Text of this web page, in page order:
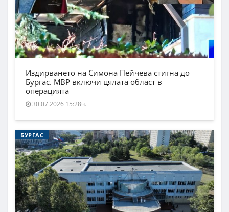
Издирването на Симона Пейчева стигна до
Бургас. МВР включи цялата област в
операцията
30.07.2026 15:28ч.
БУРГАС